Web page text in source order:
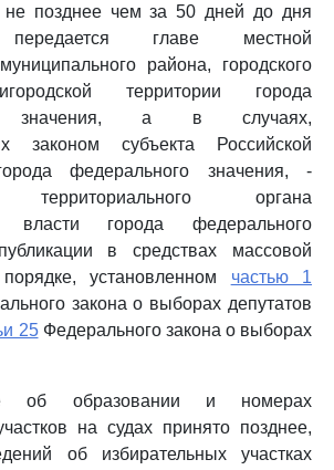
не позднее чем за 50 дней до дня
передается главе местной
района, городского
территории города
значения, а в случаях,
законом субъекта Российской
федерального значения, -
территориального органа
власти города федерального
в средствах массовой
установленном частью 1
закона о выборах депутатов
25Федерального закона о выборах
об образовании и номерах
на судах принято позднее,
об избирательных участках